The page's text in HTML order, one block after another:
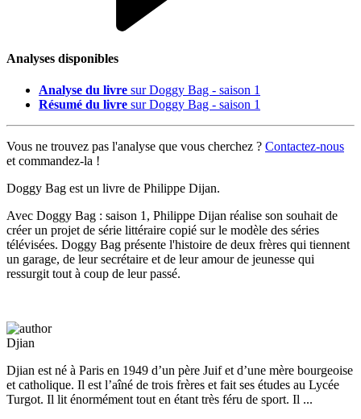
Analyses disponibles
Analyse du livre sur Doggy Bag - saison 1
Résumé du livre sur Doggy Bag - saison 1
Vous ne trouvez pas l'analyse que vous cherchez ? Contactez-nous
et commandez-la !
Doggy Bag est un livre de Philippe Dijan.
Avec Doggy Bag : saison 1, Philippe Dijan réalise son souhait de
créer un projet de série littéraire copié sur le modèle des séries
télévisées. Doggy Bag présente l'histoire de deux frères qui tiennent
un garage, de leur secrétaire et de leur amour de jeunesse qui
ressurgit tout à coup de leur passé.
Djian
Djian est né à Paris en 1949 d’un père Juif et d’une mère bourgeoise
et catholique. Il est l’aîné de trois frères et fait ses études au Lycée
Turgot. Il lit énormément tout en étant très féru de sport. Il ...